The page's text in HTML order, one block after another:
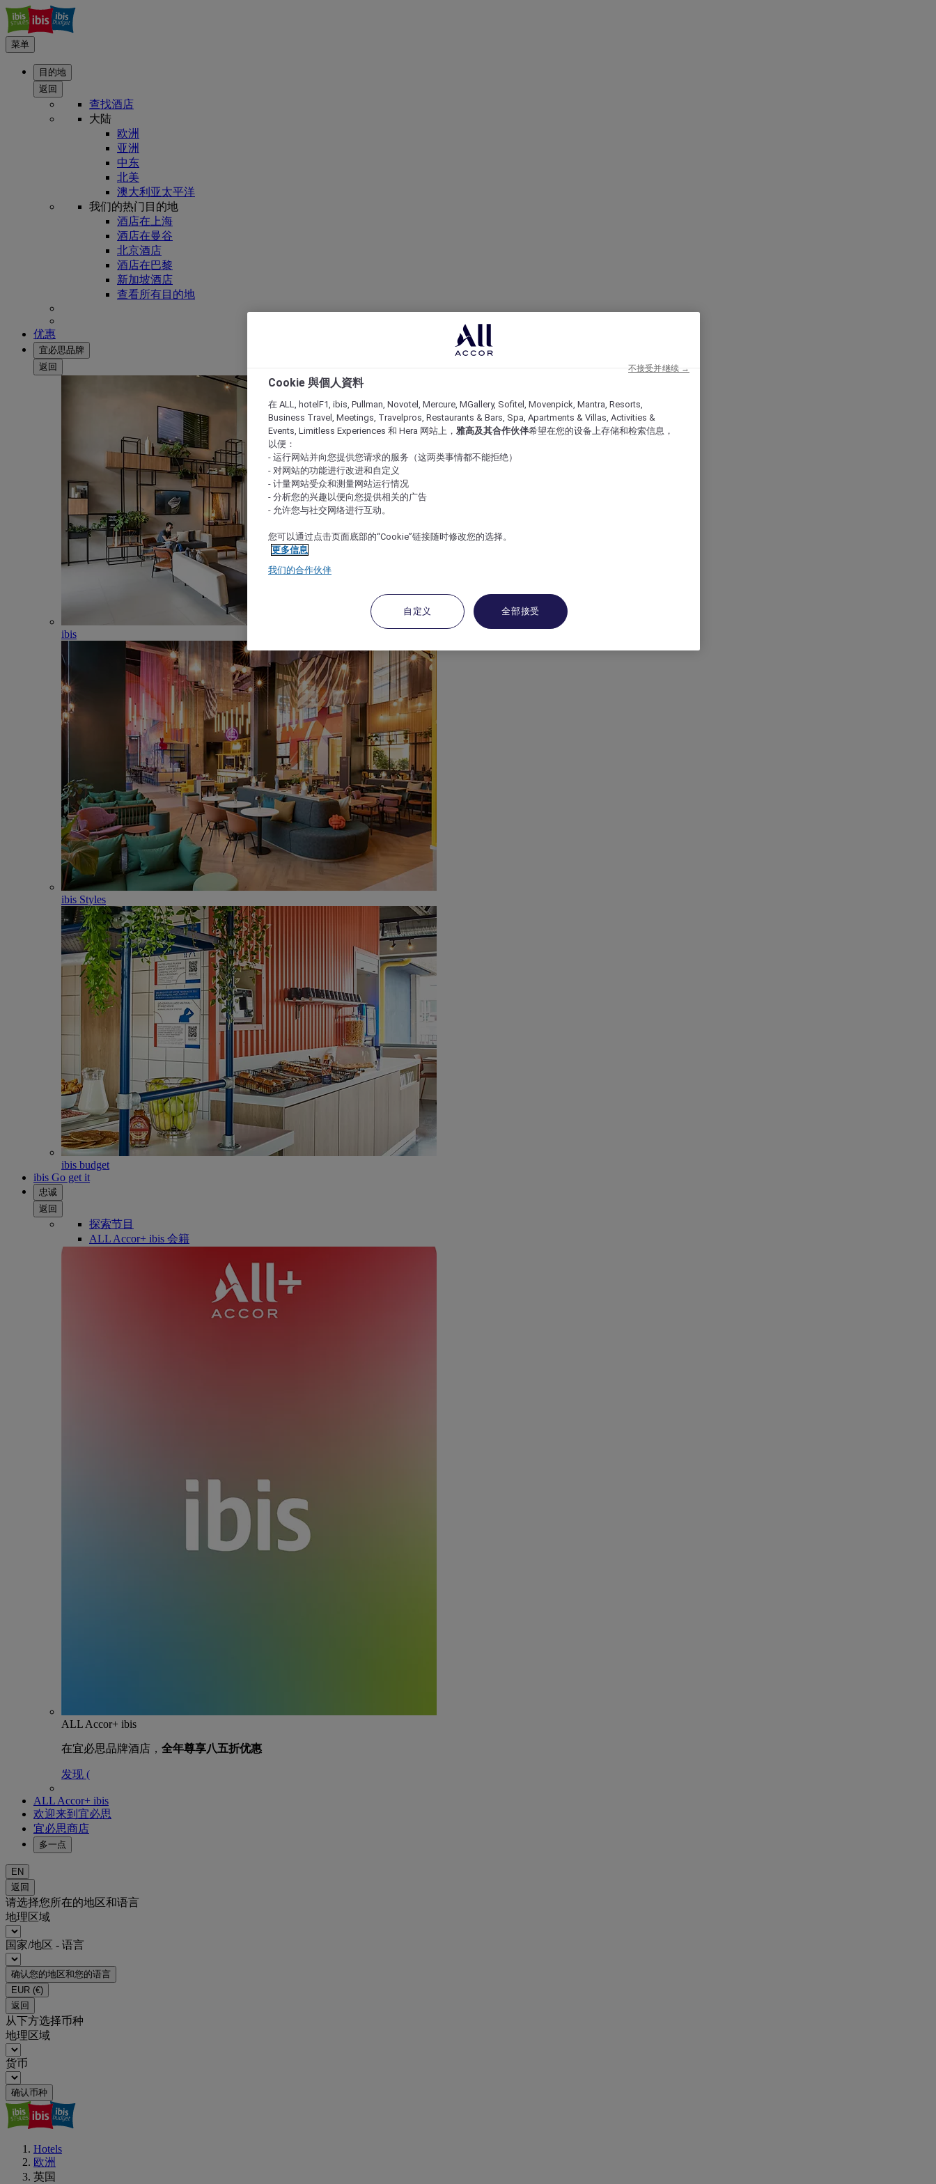
菜单
目的地
返回
查找酒店
大陆
欧洲
亚洲
中东
北美
澳大利亚太平洋
我们的热门目的地
酒店在上海
酒店在曼谷
北京酒店
酒店在巴黎
新加坡酒店
查看所有目的地
优惠
宜必思品牌
返回
ibis
ibis Styles
ibis budget
ibis Go get it
忠诚
返回
探索节目
ALL Accor+ ibis 会籍
ALL Accor+ ibis
在宜必思品牌酒店， 全年尊享八五折优惠
发现 (
ALL Accor+ ibis
欢迎来到宜必思
宜必思商店
多一点
EN
返回
请选择您所在的地区和语言
地理区域
国家/地区 - 语言
确认您的地区和您的语言
EUR (€)
返回
从下方选择币种
地理区域
货币
确认币种
Hotels
欧洲
英国
Cookie 與個人資料
在 ALL, hotelF1, ibis, Pullman, Novotel, Mercure, MGallery, Sofitel, Movenpick, Mantra, Resorts,
Business Travel, Meetings, Travelpros, Restaurants & Bars, Spa, Apartments & Villas, Activities &
Events, Limitless Experiences 和 Hera 网站上， 雅高及其合作伙伴希望在您的设备上存储和检索信息，
以便：
- 运行网站并向您提供您请求的服务（这两类事情都不能拒绝）
- 对网站的功能进行改进和自定义
- 计量网站受众和测量网站运行情况
- 分析您的兴趣以便向您提供相关的广告
- 允许您与社交网络进行互动。
您可以通过点击页面底部的“Cookie”链接随时修改您的选择。
更多信息
我们的合作伙伴
自定义 全部接受
不接受并继续 →